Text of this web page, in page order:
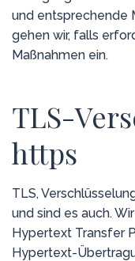
und entsprechende
gehen wir, falls
Maßnahmen ein.
TLS-
https
TLS,
und sind es auch.
Hypertext Transfer
Hypertext-